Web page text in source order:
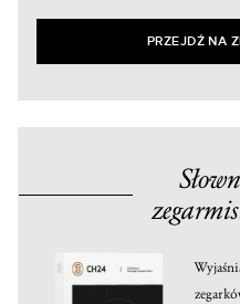
PRZEJDŹ NA